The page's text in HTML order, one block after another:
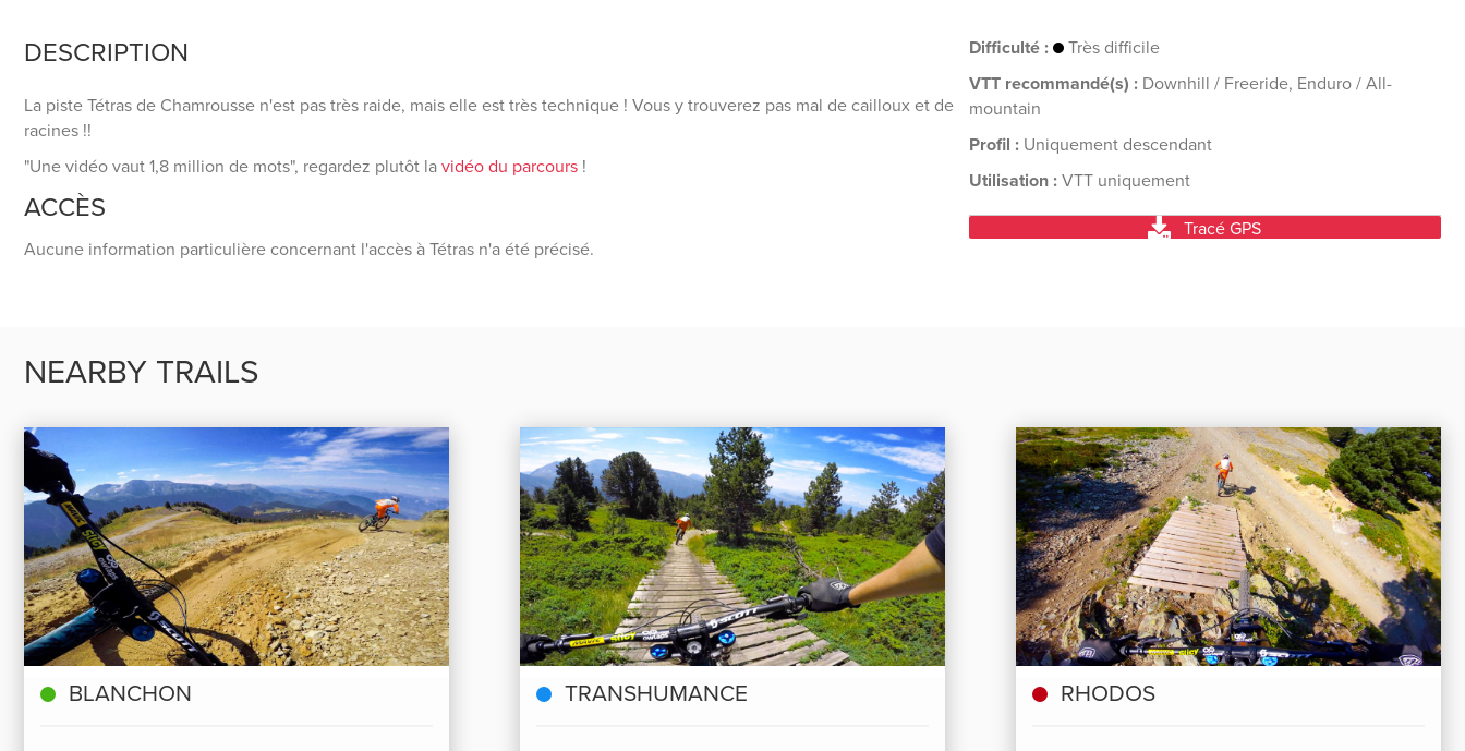
DESCRIPTION
La piste Tétras de Chamrousse n'est pas très raide, mais elle est très technique ! Vous y trouverez pas mal de cailloux et de
racines !!
"Une vidéo vaut 1,8 million de mots", regardez plutôt lavidéo du parcours !
ACCÈS
Aucune information particulière concernant l'accès à Tétras n'a été précisé.
Difficulté :
Très difficile
VTT recommandé(s) :Downhill / Freeride, Enduro / All-
mountain
Profil : Uniquement descendant
Utilisation :VTT uniquement
Tracé GPS
NEARBY TRAILS
BLANCHON TRANSHUMANCE RHODOS